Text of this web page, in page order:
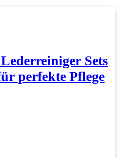
Sets
perfekte Pflege